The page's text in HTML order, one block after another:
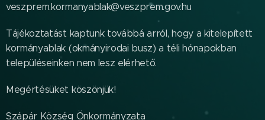
veszprem.kormanyablak@veszprem.gov.hu
Tájékoztatást kaptunk továbbá arról, hogy a kitelepített
kormányablak (okmányirodai busz) a téli hónapokban
településeinken nem lesz elérhető.
Megértésüket köszönjük!
Szápár Község Önkormányzata